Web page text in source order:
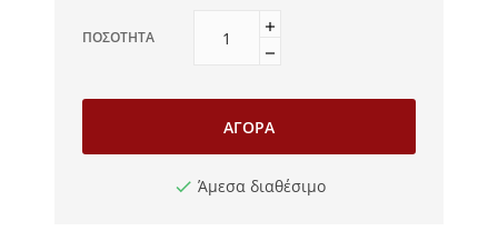
ΠΟΣΌΤΗΤΑ
ΑΓΟΡΆ
Άμεσα διαθέσιμο